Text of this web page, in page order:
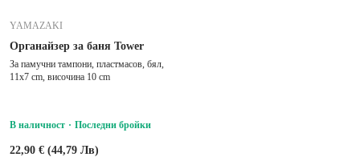
YAMAZAKI
Органайзер за баня Tower
За памучни тампони, пластмасов, бял,
11x7 cm, височина 10 cm
В наличност Последни бройки
22,90 € (44,79 Лв)